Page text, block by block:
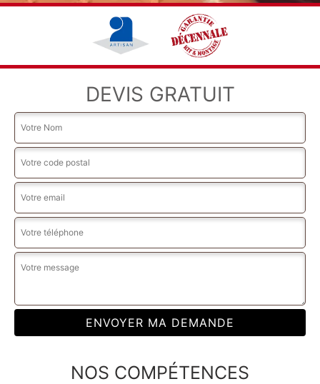
DEVIS GRATUIT
NOS COMPÉTENCES